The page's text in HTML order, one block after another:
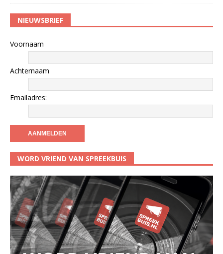
NIEUWSBRIEF
Voornaam
Achternaam
Emailadres:
WORD VRIEND VAN SPREEKBUIS